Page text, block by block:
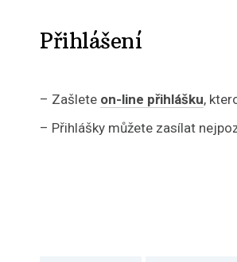
Přihlášení
– Zašlete on-line přihlášku,
– Přihlášky můžete zasílat